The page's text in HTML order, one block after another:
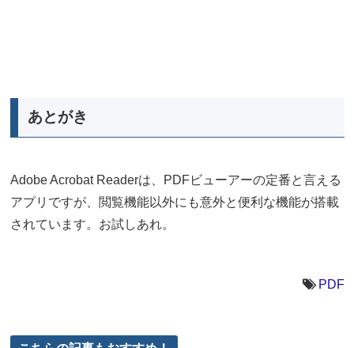
あとがき
Adobe Acrobat Readerは、PDFビューアーの定番と言える
アプリですが、閲覧機能以外にも意外と便利な機能が搭載
されています。お試しあれ。
PDF